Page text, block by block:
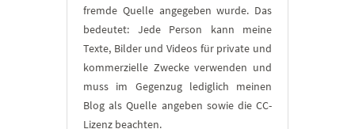
fremde Quelle angegeben wurde. Das
bedeutet: Jede Person kann meine
Texte, Bilder und Videos für private und
kommerzielle Zwecke verwenden und
muss im Gegenzug lediglich meinen
Blog als Quelle angeben sowie die CC-
Lizenz beachten.